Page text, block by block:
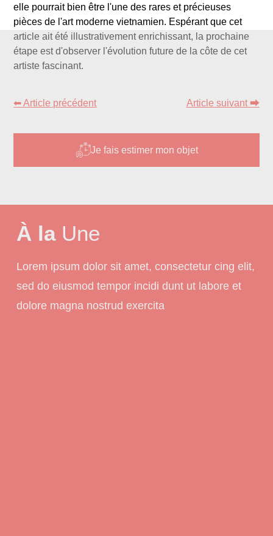
elle pourrait bien être l'une des rares et précieuses
pièces de l'art moderne vietnamien. Espérant que cet
article ait été illustrativement enrichissant, la prochaine
étape est d'observer l'évolution future de la côte de cet
artiste fascinant.
⬅ Article précédent Article suivant ⮕
Je fais estimer mon objet
À laUne
Lorem ipsum dolor sit amet, consectetur cing elit,
sed do eiusmod tempor incidi dunt ut labore et
dolore magna nostrud exercita